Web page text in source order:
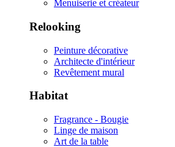
Menuiserie et créateur
Relooking
Peinture décorative
Architecte d'intérieur
Revêtement mural
Habitat
Fragrance - Bougie
Linge de maison
Art de la table